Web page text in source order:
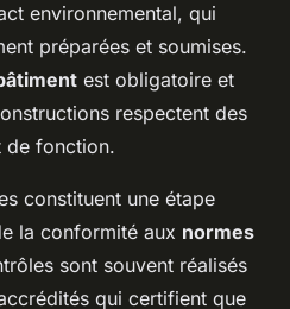
environnemental, qui
préparées et soumises.
est obligatoire et
respectent des
de fonction.
constituent une étape
la conformité aux normes
sont souvent réalisés
qui certifient que